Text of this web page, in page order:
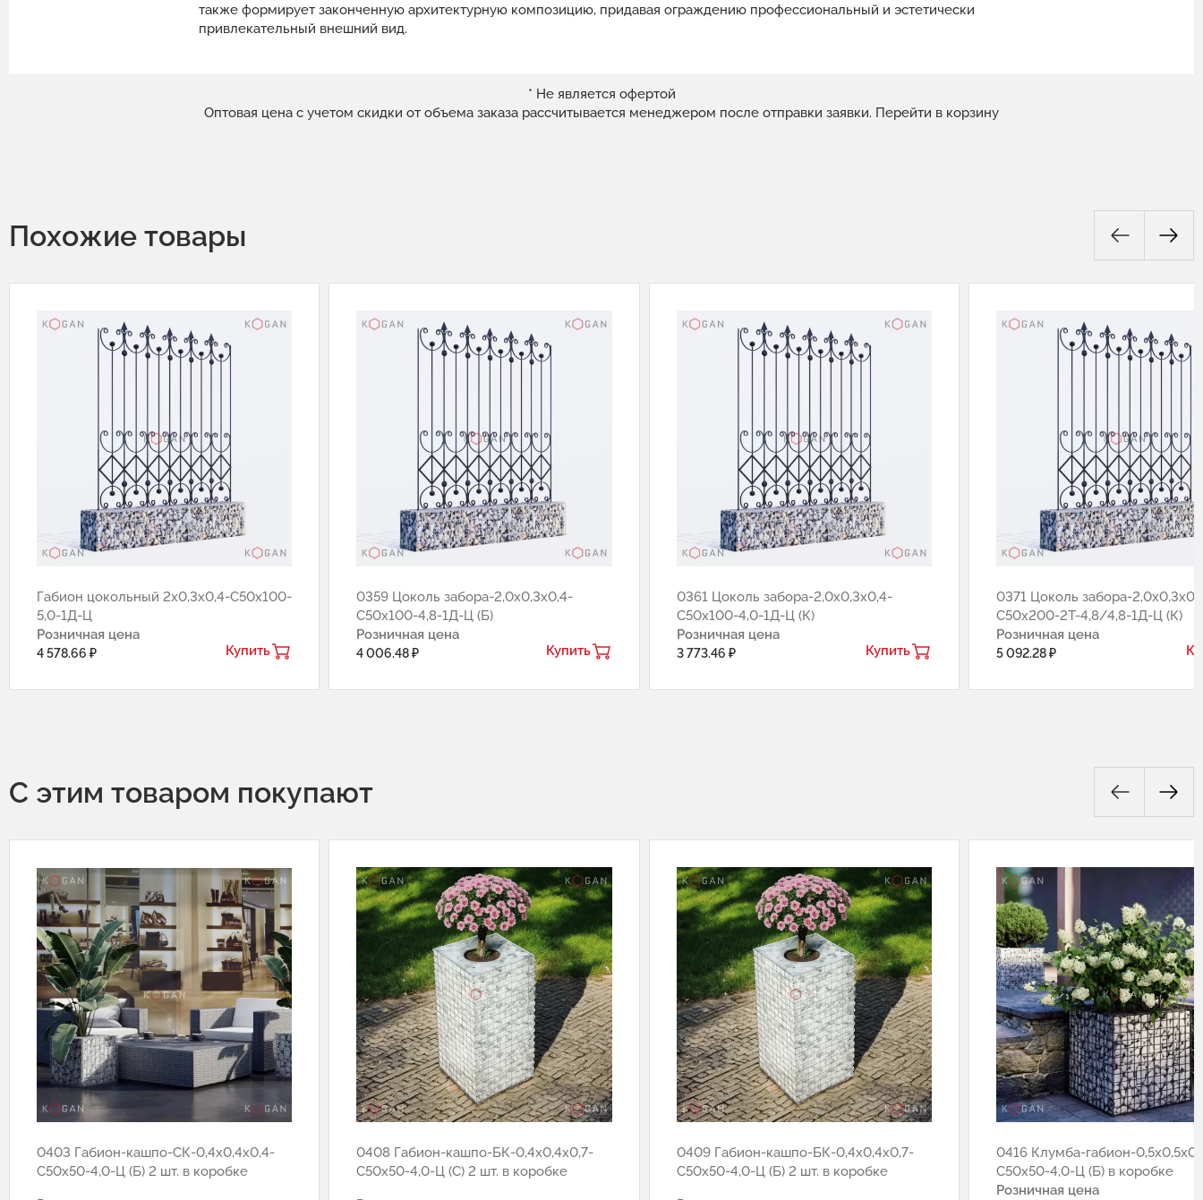
также формирует законченную архитектурную композицию, придавая ограждению профессиональный и эстетически
привлекательный внешний вид.
* Не является офертой
Оптовая цена с учетом скидки от объема заказа рассчитывается менеджером после отправки заявки. Перейти в корзину
Похожие товары
Габион цокольный 2x0,3x0,4-C50x100-
5,0-1Д-Ц
Розничная цена
4 578.66 ₽ Купить
0359 Цоколь забора-2,0х0,3х0,4-
С50х100-4,8-1Д-Ц (Б)
Розничная цена
4 006.48 ₽ Купить
0361 Цоколь забора-2,0х0,3х0,4-
С50х100-4,0-1Д-Ц (К)
Розничная цена
3 773.46 ₽ Купить
0371 Цоколь забора-
С50х200-2Т-4,8/4,8-1Д-Ц (К)
Розничная цена
5 092.28 ₽
С этим товаром покупают
0403 Габион-кашпо-СК-0,4х0,4х0,4-
С50х50-4,0-Ц (Б) 2 шт. в коробке
0408 Габион-кашпо-БК-0,4х0,4х0,7-
С50х50-4,0-Ц (С) 2 шт. в коробке
0409 Габион-кашпо-БК-0,4х0,4х0,7-
С50х50-4,0-Ц (Б) 2 шт. в коробке
0416 Клумба-габион-
С50х50-4,0-Ц (Б) в коробке
Розничная цена